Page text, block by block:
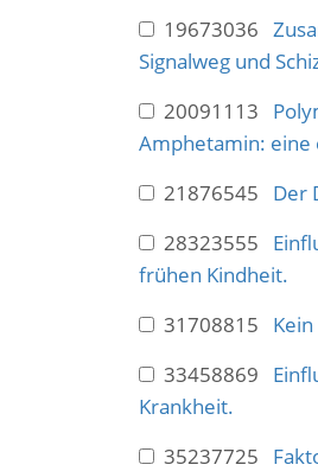
19673036
Signalweg und
20091113
Amphetamin: eine
21876545 Der
28323555
frühen Kindheit.
31708815
33458869
Krankheit.
35237725